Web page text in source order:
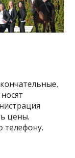
цены.
телефону.